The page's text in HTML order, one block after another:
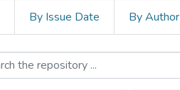
By Issue Date By Author